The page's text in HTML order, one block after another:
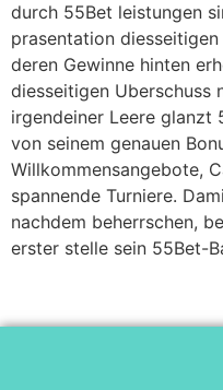
durch 55Bet leistungen
prasentation
deren Gewinne hinten
diesseitigen Uberschuss
irgendeiner Leere glanzt
von seinem genauen
Willkommensangebote,
spannende Turniere.
nachdem beherrschen,
erster stelle sein 55Bet-